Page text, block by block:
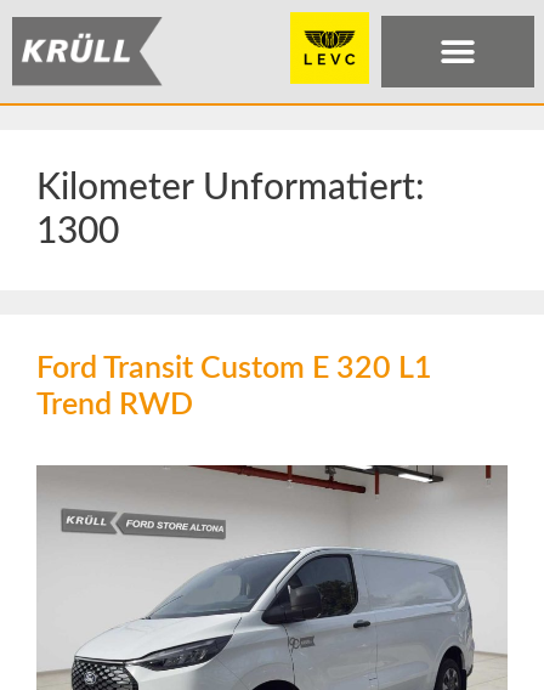
Kilometer Unformatiert:
1300
Ford Transit Custom E 320 L1
Trend RWD